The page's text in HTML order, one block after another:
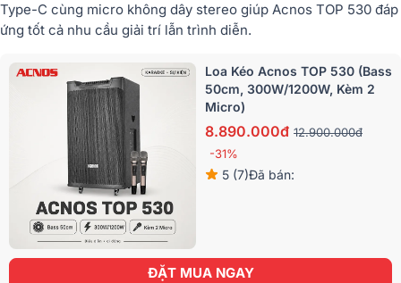
Type-C cùng micro không dây stereo giúp Acnos TOP 530 đáp
ứng tốt cả nhu cầu giải trí lẫn trình diễn.
Loa Kéo Acnos TOP 530 (Bass
50cm, 300W/1200W, Kèm 2
Micro)
8.890.000đ 12.900.000đ
-31%
5 (7)Đã bán:
ĐẶT MUA NGAY